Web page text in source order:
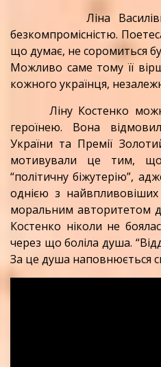
Ліна Василівна
безкомпромісністю.
що думає, не соромиться
Можливо саме тому її
кожного українця,
Ліну Костенко
героїнею. Вона
України та Премії
мотивували це тим,
“політичну біжутерію”,
однією з найвпливовіших
моральним авторитетом
Костенко ніколи не
через що боліла душа.
За це душа наповнюється